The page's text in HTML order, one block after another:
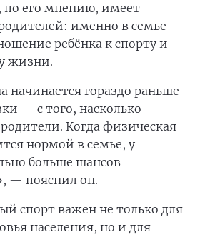
по его мнению, имеет
именно в семье
ребёнка к спорту и
жизни.
начинается гораздо раньше
— с того, насколько
Когда физическая
нормой в семье, у
больше шансов
— пояснил он.
спорт важен не только для
населения, но и для